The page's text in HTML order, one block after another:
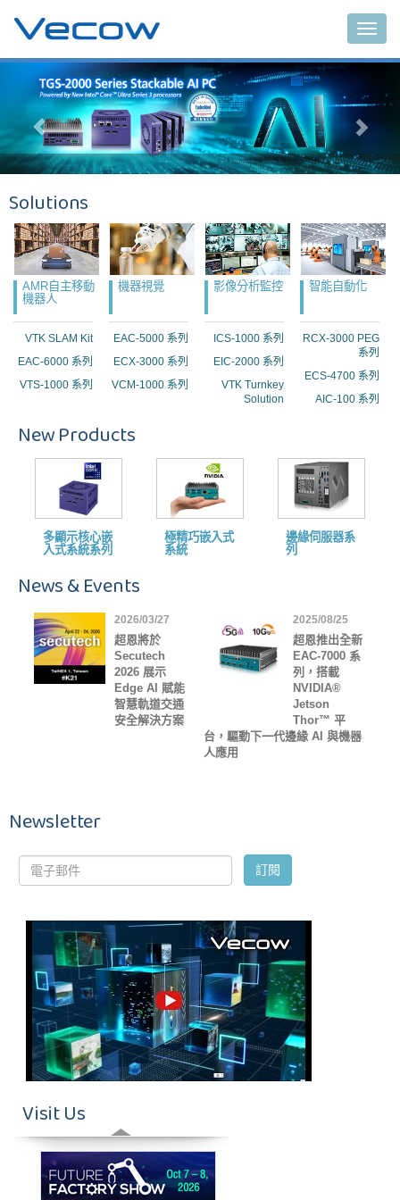
Solutions
AMR自主移動
機器人
VTK SLAM Kit
EAC-6000 系列
VTS-1000 系列
機器視覺
EAC-5000 系列
ECX-3000 系列
VCM-1000 系列
影像分析監控
ICS-1000 系列
EIC-2000 系列
VTK Turnkey
Solution
智能自動化
RCX-3000 PEG
系列
ECS-4700 系列
AIC-100 系列
New Products
多顯示核心嵌
入式系統系列
極精巧嵌入式
系統
邊緣伺服器系
列
News & Events
2026/03/27
超恩將於
Secutech
2026 展示
Edge AI 賦能
智慧軌道交通
安全解決方案
2025/08/25
超恩推出全新
EAC-7000 系
列，搭載
NVIDIA®
Jetson
Thor™ 平
台，驅動下一代邊緣 AI 與機器
人應用
Newsletter
Visit Us